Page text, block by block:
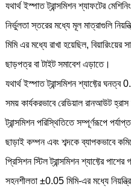
যথার্থ ইস্পাত ট্রান্সমিশন শ্যাফটের
নির্ভুলতা স্তরের মধ্যে মূল মাত্রাগুলি
মিমি এর মধ্যে রাখা হয়েছিল,
ছাড়পত্র বা টাইট সমাবেশ এড়াতে।
যথার্থ ইস্পাত ট্রান্সমিশন শ্যাফ্টের ঘনত্ব
সময় কার্যকরভাবে রেডিয়াল রানআউট
ট্রান্সমিশন পরিস্থিতিতে সম্পূর্ণরূপে
ছাড়াই কম্পন এবং শব্দকে ব্যাপকভাবে
প্রিসিশন স্টিল ট্রান্সমিশন শ্যাফ্টের
সহনশীলতা ±0.05 মিমি-এর মধ্যে